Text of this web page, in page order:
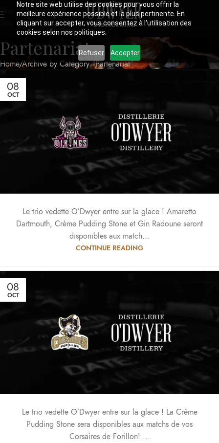
Notre site web utilise des cookies pour vous offrir la
meilleure expérience possible et la plus pertinente. En
cliquant sur accepter, vous consentez à l'utilisation des
cookies selon nos politiques.
Refuser Accepter
Skip to navigation
Skip to main content
Partenariat
Home Archive by Category "Partenariat"
08
OCT
Le trio vedette O’Dwyer entre sur la glace ! Amaretto
Dartmouth, Crème Pudding Stone et Gin Radoune seront
disponibles aux match...
CONTINUE READING
08
OCT
Le trio vedette O’Dwyer entre sur la glace ! La Crème
Pudding Stone sera disponibles aux matchs de vos
Corsaires de Forillon! ...